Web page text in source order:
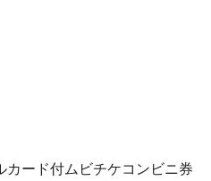
ード付ムビチケコンビニ券